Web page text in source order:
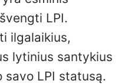
LPI.
ilgalaikius,
lytinius santykius
savo LPI statusą.